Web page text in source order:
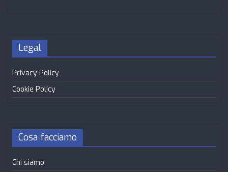
Legal
Privacy Policy
Cookie Policy
Cosa facciamo
Chi siamo